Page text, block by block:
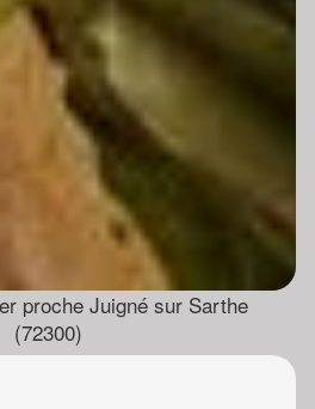
proche Juigné sur Sarthe
(72300)